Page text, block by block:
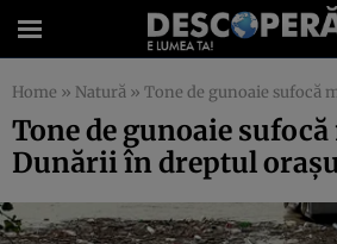
Home » Natură » Tone de gunoaie sufocă malul
Tone de gunoaie
Dunării în dreptul